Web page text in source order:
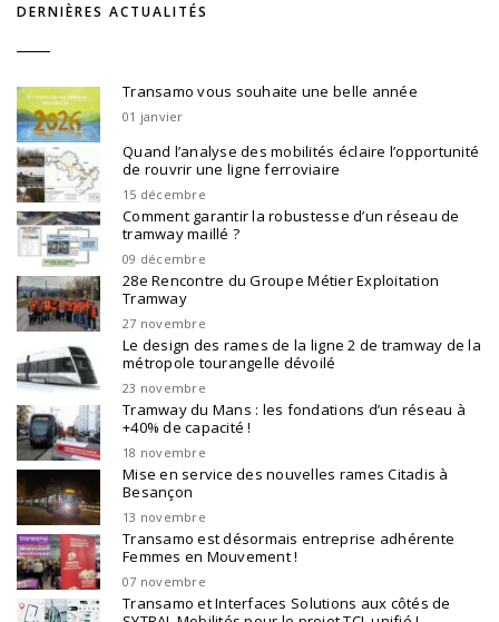
DERNIÈRES ACTUALITÉS
Transamo vous souhaite une belle année
01 janvier
Quand l’analyse des mobilités éclaire l’opportunité
de rouvrir une ligne ferroviaire
15 décembre
Comment garantir la robustesse d’un réseau de
tramway maillé ?
09 décembre
28e Rencontre du Groupe Métier Exploitation
Tramway
27 novembre
Le design des rames de la ligne 2 de tramway de la
métropole tourangelle dévoilé
23 novembre
Tramway du Mans : les fondations d’un réseau à
+40% de capacité !
18 novembre
Mise en service des nouvelles rames Citadis à
Besançon
13 novembre
Transamo est désormais entreprise adhérente
Femmes en Mouvement !
07 novembre
Transamo et Interfaces Solutions aux côtés de